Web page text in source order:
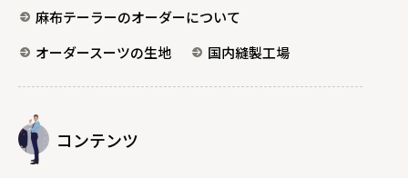
麻布テーラーのオーダーについて
オーダースーツの生地
国内縫製工場
コンテンツ